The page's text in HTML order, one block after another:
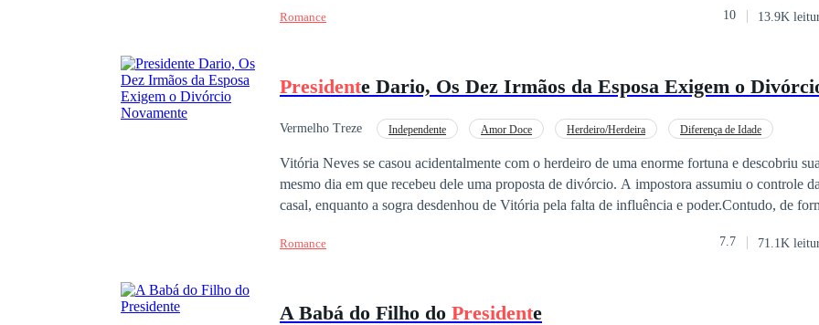
Romance 10 13.9K
Presidente Dario, Os Dez Irmãos da Esposa Exigem o Divórcio
Vermelho Treze Independente Amor Doce Herdeiro/Herdeira Diferença de Idade
Vitória Neves se casou acidentalmente com o herdeiro de uma enorme fortuna e descobriu
mesmo dia em que recebeu dele uma proposta de divórcio. A impostora assumiu o controle
casal, enquanto a sogra desdenhou de Vitória pela falta de influência e poder.Contudo, de
imobiliário que insistia em lhe ofertar centenas de mansões.Outro, um cientista de
musicais para ela todos os dias.O quinto, um advogado exímio que voluntariamente afastava
Romance 7.7 71.1K
A Babá do Filho do Presidente